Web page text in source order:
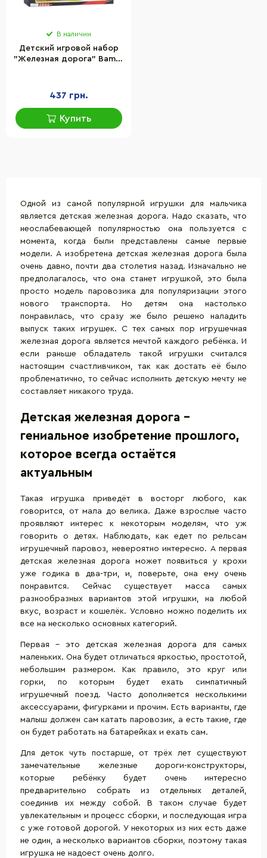
В наличии
Детский игровой набор
"Железная дорога" Bambi
437 грн.
Купить
Одной из самой популярнойигрушки для мальчика
является детская железная дорога. Надо сказать, что
неослабевающей популярностью она пользуется с
момента, когда были представлены самые первые
модели. А изобретена детская железная дорога была
очень давно, почти два столетия назад. Изначально не
предполагалось, что она станет игрушкой, это была
просто модель паровозика для популяризации этого
нового транспорта. Но детям она настолько
понравилась, что сразу же было решено наладить
выпуск таких игрушек. С тех самых пор игрушечная
железная дорога является мечтой каждого ребёнка. И
если раньше обладатель такой игрушки считался
настоящим счастливчиком, так как достать её было
проблематично, то сейчас исполнить детскую мечту не
составляет никакого труда.
Детская железная дорога –
гениальное изобретение прошлого,
которое всегда остаётся
актуальным
Такая игрушка приведёт в восторг любого, как
говорится, от мала до велика. Даже взрослые часто
проявляют интерес к некоторым моделям, что уж
говорить о детях. Наблюдать, как едет по рельсам
игрушечный паровоз, невероятно интересно. А первая
детская железная дорога может появиться у крохи
уже годика в два-три, и, поверьте, она ему очень
понравится. Сейчас существует масса самых
разнообразных вариантов этой игрушки, на любой
вкус, возраст и кошелёк. Условно можно поделить их
все на несколько основных категорий.
Первая – это детская железная дорога для самых
маленьких. Она будет отличаться яркостью, простотой,
небольшим размером. Как правило, это круг или
горки, по которым будет ехать симпатичный
игрушечный поезд. Часто дополняется несколькими
аксессуарами, фигурками и прочим. Есть варианты, где
малыш должен сам катать паровозик, а есть такие, где
он будет работать на батарейках и ехать сам.
Для деток чуть постарше, от трёх лет существуют
замечательные железные дороги-конструкторы,
которые ребёнку будет очень интересно
предварительно собрать из отдельных деталей,
соединив их между собой. В таком случае будет
увлекательным и процесс сборки, и последующая игра
с уже готовой дорогой. У некоторых из них есть даже
не один, а несколько вариантов сборки, поэтому такая
игрушка не надоест очень долго.